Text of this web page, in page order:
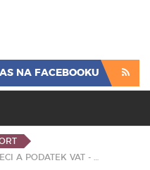
NA FACEBOOKU